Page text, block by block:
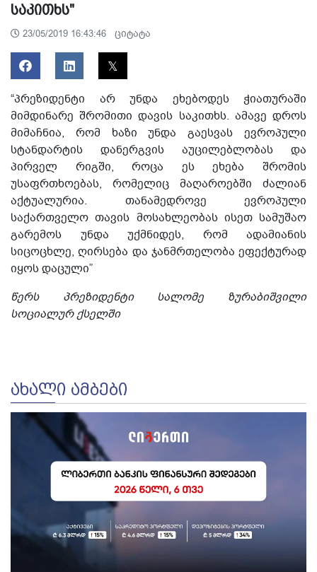
საკითხს"
23/05/2019 16:43:46 ციტატა
“პრეზიდენტი არ უნდა ეხებოდეს ჭიათურაში
მიმდინარე შრომითი დავის საკითხს. ამავე დროს
მიმაჩნია, რომ ხაზი უნდა გაესვას ევროპული
სტანდარტის დანერგვის აუცილებლობას და
პირველ რიგში, როცა ეს ეხება შრომის
უსაფრთხოებას, რომელიც მაღაროებში ძალიან
აქტუალურია. თანამედროვე ევროპული
საქართველო თავის მოსახლეობას ისეთ სამუშაო
გარემოს უნდა უქმნიდეს, რომ ადამიანის
სიცოცხლე, ღირსება და ჯანმრთელობა ეფექტურად
იყოს დაცული”
წერს პრეზიდენტი სალომე ზურაბიშვილი
სოციალურ ქსელში
ᲐᲮᲐᲚᲘ ᲐᲛᲑᲔᲑᲘ